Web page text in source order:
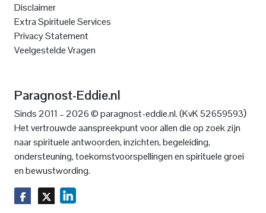
Disclaimer
Extra Spirituele Services
Privacy Statement
Veelgestelde Vragen
Paragnost-Eddie.nl
Sinds 2011 – 2026 © paragnost-eddie.nl. (KvK 52659593)
Het vertrouwde aanspreekpunt voor allen die op zoek zijn
naar spirituele antwoorden, inzichten, begeleiding,
ondersteuning, toekomstvoorspellingen en spirituele groei
en bewustwording.